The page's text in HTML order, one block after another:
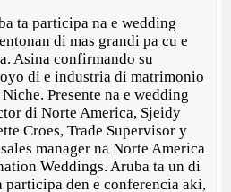
ta participa na e wedding
di mas grandi pa cu e
Asina confirmando su
di e industria di matrimonio
Presente na e wedding
di Norte America, Sjeidy
Croes, Trade Supervisor y
manager na Norte America
Weddings. Aruba ta un di
participa den e conferencia aki,